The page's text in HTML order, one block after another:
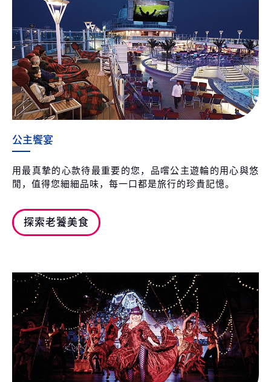
公主饗宴
用最真摯的心款待最重要的您，品嚐公主遊輪的用心與悠
閒，值得您細細品味，每一口都是旅行的珍貴記憶。
探索老饕美食